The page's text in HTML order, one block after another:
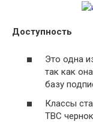
Доступность
Это одна
так как
базу
Классы
TBC